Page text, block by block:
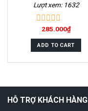
Lượt xem: 1632
out
of
5
285.000₫
ADD TO CART
HỖ TRỢ KHÁCH HÀNG